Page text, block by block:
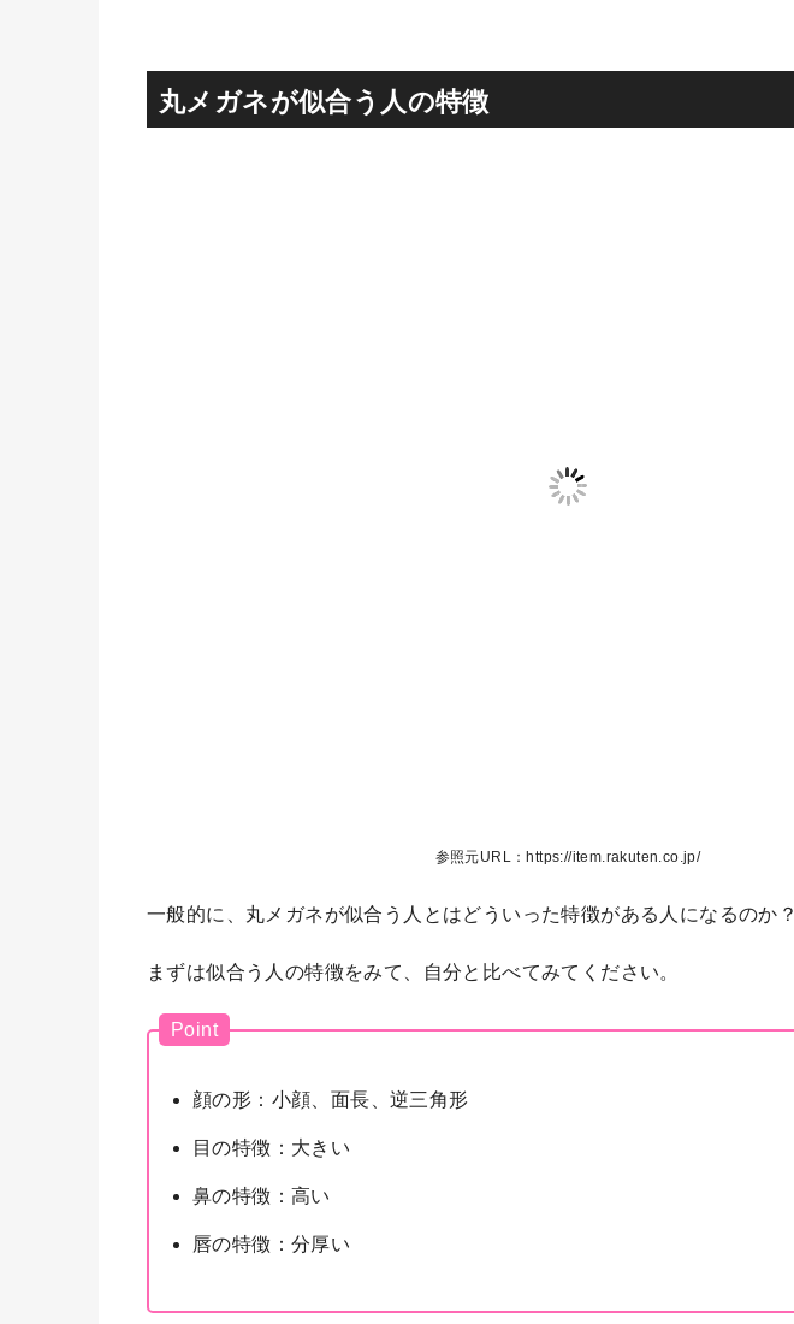
丸メガネが似合う人の特徴
参照元URL：https://item.rakuten.co.jp/
一般的に、丸メガネが似合う人とはどういった特徴がある人になるのか？
まずは似合う人の特徴をみて、自分と比べてみてください。
Point
顔の形：小顔、面長、逆三角形
目の特徴：大きい
鼻の特徴：高い
唇の特徴：分厚い